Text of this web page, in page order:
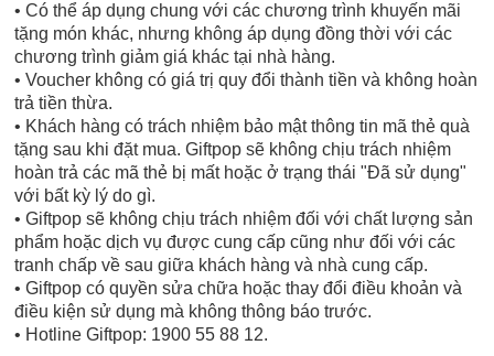
• Có thể áp dụng chung với các chương trình khuyến mãi
tặng món khác, nhưng không áp dụng đồng thời với các
chương trình giảm giá khác tại nhà hàng.
• Voucher không có giá trị quy đổi thành tiền và không hoàn
trả tiền thừa.
• Khách hàng có trách nhiệm bảo mật thông tin mã thẻ quà
tặng sau khi đặt mua. Giftpop sẽ không chịu trách nhiệm
hoàn trả các mã thẻ bị mất hoặc ở trạng thái "Đã sử dụng"
với bất kỳ lý do gì.
• Giftpop sẽ không chịu trách nhiệm đối với chất lượng sản
phẩm hoặc dịch vụ được cung cấp cũng như đối với các
tranh chấp về sau giữa khách hàng và nhà cung cấp.
• Giftpop có quyền sửa chữa hoặc thay đổi điều khoản và
điều kiện sử dụng mà không thông báo trước.
• Hotline Giftpop: 1900 55 88 12.